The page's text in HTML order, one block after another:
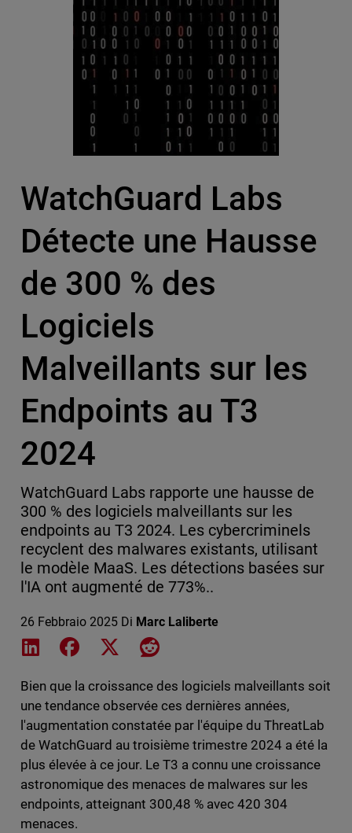
WatchGuard Labs
Détecte une Hausse
de 300 % des
Logiciels
Malveillants sur les
Endpoints au T3
2024
WatchGuard Labs rapporte une hausse de
300 % des logiciels malveillants sur les
endpoints au T3 2024. Les cybercriminels
recyclent des malwares existants, utilisant
le modèle MaaS. Les détections basées sur
l'IA ont augmenté de 773%..
26 Febbraio 2025 Di Marc Laliberte
Share on LinkedIn
Share on Facebook
Share on XShare on Reddit
Bien que la croissance des logiciels malveillants soit
une tendance observée ces dernières années,
l'augmentation constatée par l'équipe du ThreatLab
de WatchGuard au troisième trimestre 2024 a été la
plus élevée à ce jour. Le T3 a connu une croissance
astronomique des menaces de malwares sur les
endpoints, atteignant 300,48 % avec 420 304
menaces.